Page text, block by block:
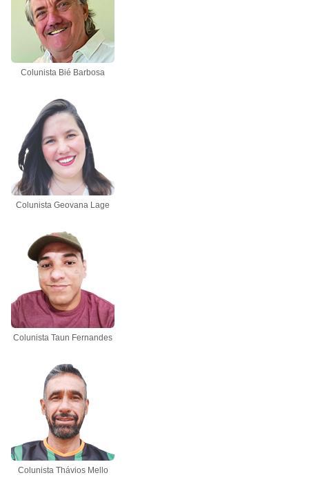
Colunista Bié Barbosa
Colunista Geovana Lage
Colunista Taun Fernandes
Colunista Thávios Mello